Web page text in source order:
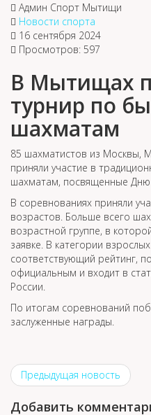
Админ Спорт Мытищи
Новости спорта
16 сентября 2024
Просмотров: 597
В Мытищах
турнир по
шахматам
85 шахматистов из Москвы,
приняли участие в
шахматам, посвященные
В соревнованиях приняли
возрастов. Больше всего
возрастной группе, в
заявке. В категории
соответствующий рейтинг,
официальным и входит в
России.
По итогам соревнований
заслуженные награды.
Предыдущая новость
Добавить